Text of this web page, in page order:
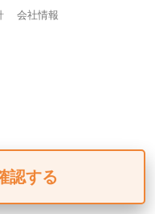
認する
会社情報